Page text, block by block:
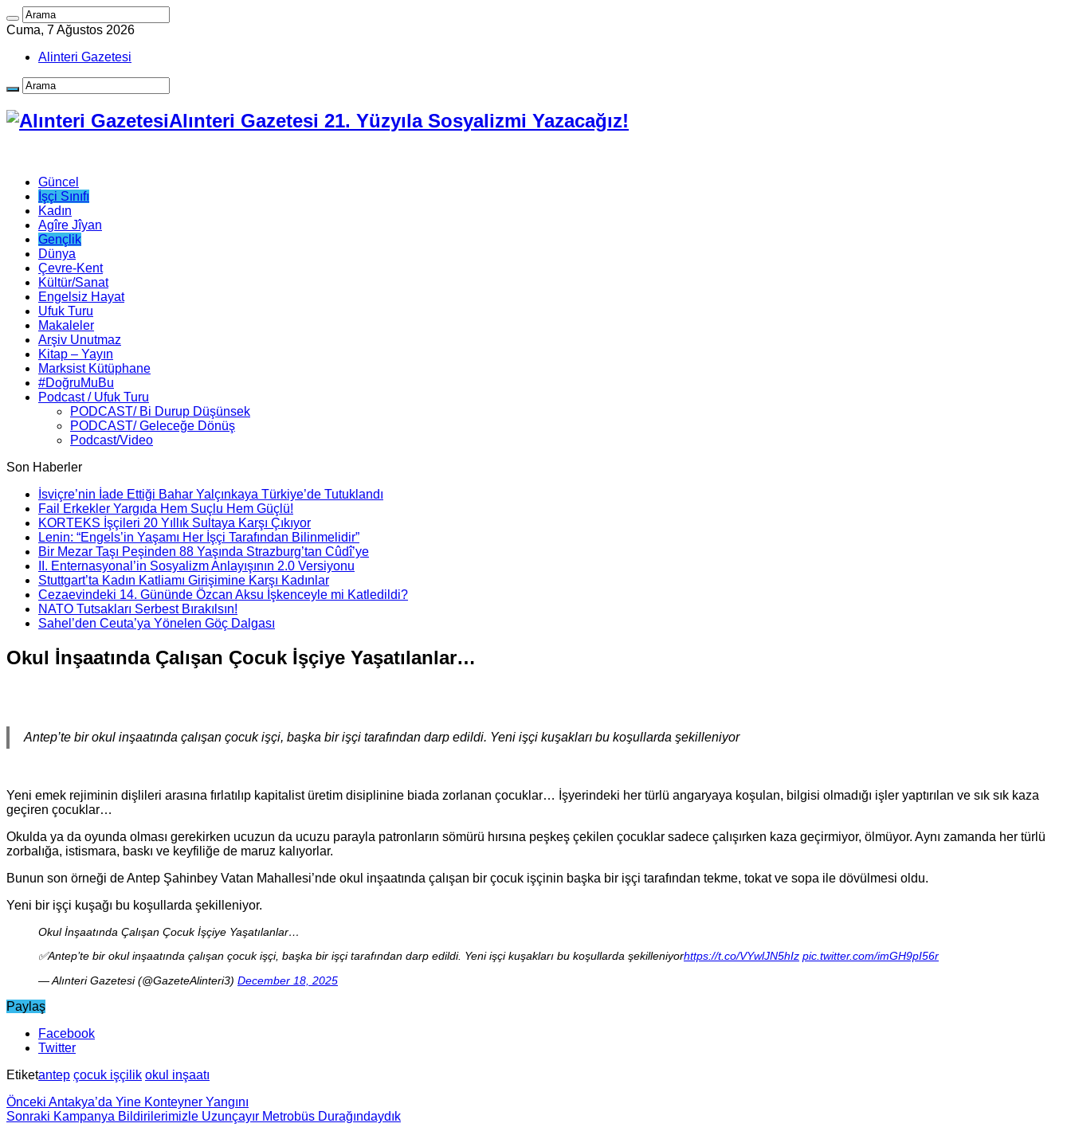
Cuma, 7 Ağustos 2026
Alinteri Gazetesi
Alınteri Gazetesi 21. Yüzyıla Sosyalizmi Yazacağız!
Güncel
İşçi Sınıfı
Kadın
Agîre Jîyan
Gençlik
Dünya
Çevre-Kent
Kültür/Sanat
Engelsiz Hayat
Ufuk Turu
Makaleler
Arşiv Unutmaz
Kitap – Yayın
Marksist Kütüphane
#DoğruMuBu
Podcast / Ufuk Turu
PODCAST/ Bi Durup Düşünsek
PODCAST/ Geleceğe Dönüş
Podcast/Video
Son Haberler
İsviçre’nin İade Ettiği Bahar Yalçınkaya Türkiye’de Tutuklandı
Fail Erkekler Yargıda Hem Suçlu Hem Güçlü!
KORTEKS İşçileri 20 Yıllık Sultaya Karşı Çıkıyor
Lenin: “Engels’in Yaşamı Her İşçi Tarafından Bilinmelidir”
Bir Mezar Taşı Peşinden 88 Yaşında Strazburg’tan Cûdî’ye
II. Enternasyonal’in Sosyalizm Anlayışının 2.0 Versiyonu
Stuttgart’ta Kadın Katliamı Girişimine Karşı Kadınlar
Cezaevindeki 14. Gününde Özcan Aksu İşkenceyle mi Katledildi?
NATO Tutsakları Serbest Bırakılsın!
Sahel’den Ceuta’ya Yönelen Göç Dalgası
Okul İnşaatında Çalışan Çocuk İşçiye Yaşatılanlar…
Antep’te bir okul inşaatında çalışan çocuk işçi, başka bir işçi tarafından darp edildi. Yeni işçi kuşakları bu koşullarda şekilleniyor
Yeni emek rejiminin dişlileri arasına fırlatılıp kapitalist üretim disiplinine biada zorlanan çocuklar… İşyerindeki her türlü angaryaya koşulan, bilgisi olmadığı işler yaptırılan ve sık sık kaza
geçiren çocuklar…
Okulda ya da oyunda olması gerekirken ucuzun da ucuzu parayla patronların sömürü hırsına peşkeş çekilen çocuklar sadece çalışırken kaza geçirmiyor, ölmüyor. Aynı zamanda her türlü
zorbalığa, istismara, baskı ve keyfiliğe de maruz kalıyorlar.
Bunun son örneği de Antep Şahinbey Vatan Mahallesi’nde okul inşaatında çalışan bir çocuk işçinin başka bir işçi tarafından tekme, tokat ve sopa ile dövülmesi oldu.
Yeni bir işçi kuşağı bu koşullarda şekilleniyor.
Okul İnşaatında Çalışan Çocuk İşçiye Yaşatılanlar…
✅Antep’te bir okul inşaatında çalışan çocuk işçi, başka bir işçi tarafından darp edildi. Yeni işçi kuşakları bu koşullarda şekilleniyorhttps://t.co/VYwlJN5hIz pic.twitter.com/imGH9pI56r
— Alınteri Gazetesi (@GazeteAlinteri3) December 18, 2025
Paylaş
Facebook
Twitter
Etiketantep çocuk işçilik okul inşaatı
Önceki Antakya’da Yine Konteyner Yangını
Sonraki Kampanya Bildirilerimizle Uzunçayır Metrobüs Durağındaydık